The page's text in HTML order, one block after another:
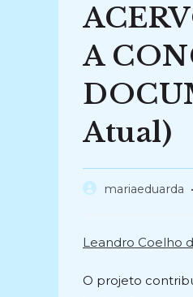
A
Atual)
Autormariaeduarda
Leandro Coelho
O projeto